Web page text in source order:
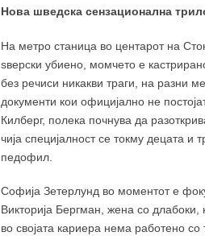
Нова шведска сензационална
На метро станица во центарот на
ѕверски убиено, момчето е
без речиси никакви траги, на разни
документи кои официјално не
Килберг, полека почнува да
чија специјалност се токму децата и
педофил.
Софија Зетерлунд во моментот е
Викторија Бергман, жена со
во својата кариера нема работено